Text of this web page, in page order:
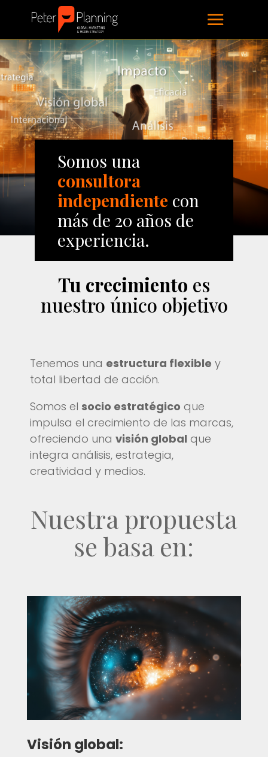
Somos una
consultora
independiente con
más de 20 años de
experiencia.
Tu crecimiento es
nuestro único objetivo
Tenemos una estructura flexible y
total libertad de acción.
Somos el socio estratégico que
impulsa el crecimiento de las marcas,
ofreciendo una visión global que
integra análisis, estrategia,
creatividad y medios.
Nuestra propuesta
se basa en:
Visión global: